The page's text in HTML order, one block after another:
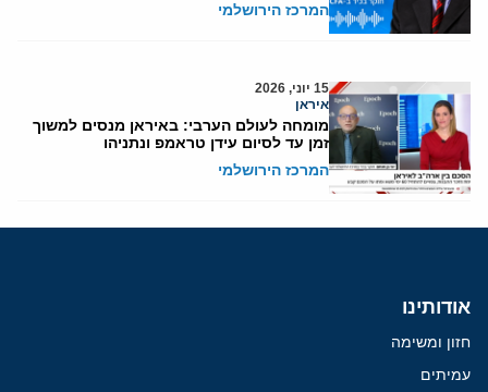
המרכז הירושלמי
15 יוני, 2026
איראן
מומחה לעולם הערבי: באיראן מנסים למשוך
זמן עד לסיום עידן טראמפ ונתניהו
המרכז הירושלמי
אודותינו
חזון ומשימה
עמיתים